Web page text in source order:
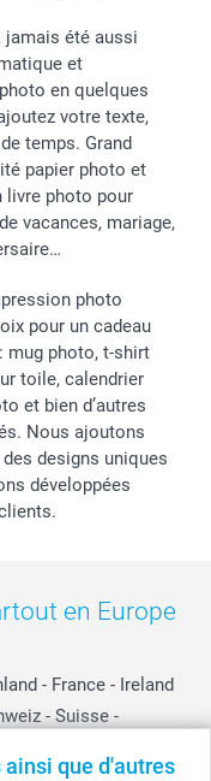
que d'autres
jamais été aussi
et
en quelques
votre texte,
temps. Grand
papier photo et
livre photo pour
vacances, mariage,
photo
pour un cadeau
mug photo, t-shirt
toile, calendrier
et bien d’autres
Nous ajoutons
designs uniques
développées
en Europe
- France - Ireland
- Suisse -